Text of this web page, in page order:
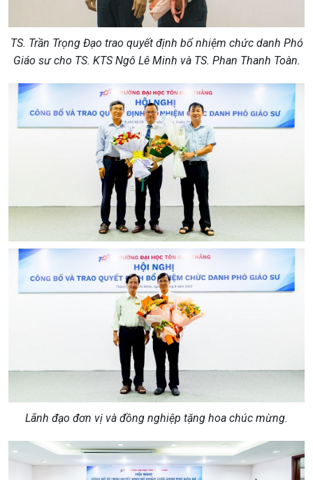
TS. Trần Trọng Đạo trao quyết định bổ nhiệm chức danh Phó
Giáo sư cho TS. KTS Ngô Lê Minh và TS. Phan Thanh Toàn.
Lãnh đạo đơn vị và đồng nghiệp tặng hoa chúc mừng.